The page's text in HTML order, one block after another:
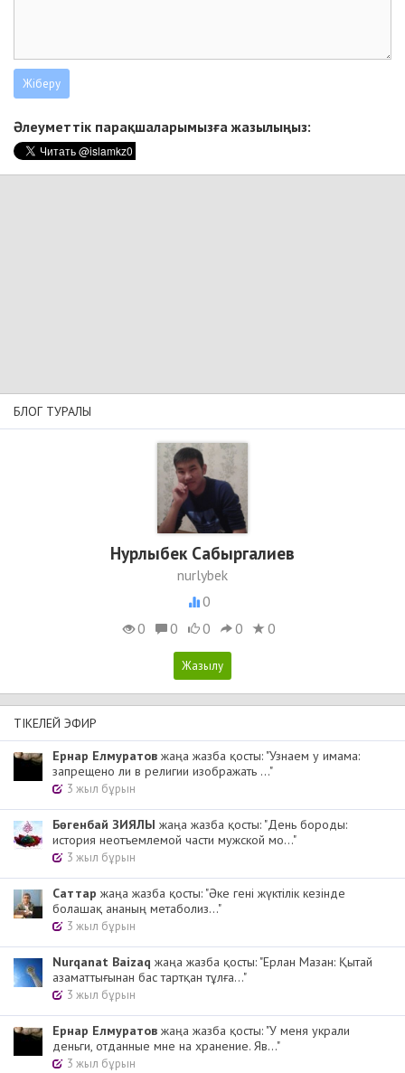
Әлеуметтік парақшаларымызға жазылыңыз:
БЛОГ ТУРАЛЫ
Нурлыбек Сабыргалиев
nurlybek
0
0
0 0 0 0
ТІКЕЛЕЙ ЭФИР
Ернар Елмуратов жаңа жазба қосты: "Узнаем у имама:
запрещено ли в религии изображать ..."
3 жыл бұрын
Бөгенбай ЗИЯЛЫ жаңа жазба қосты: "День бороды:
история неотъемлемой части мужской мо..."
3 жыл бұрын
Cаттар жаңа жазба қосты: "Әке гені жүктілік кезінде
болашақ ананың метаболиз..."
3 жыл бұрын
Nurqanat Baizaq жаңа жазба қосты: "Ерлан Мазан: Қытай
азаматтығынан бас тартқан тұлға..."
3 жыл бұрын
Ернар Елмуратов жаңа жазба қосты: "У меня украли
деньги, отданные мне на хранение. Яв..."
3 жыл бұрын